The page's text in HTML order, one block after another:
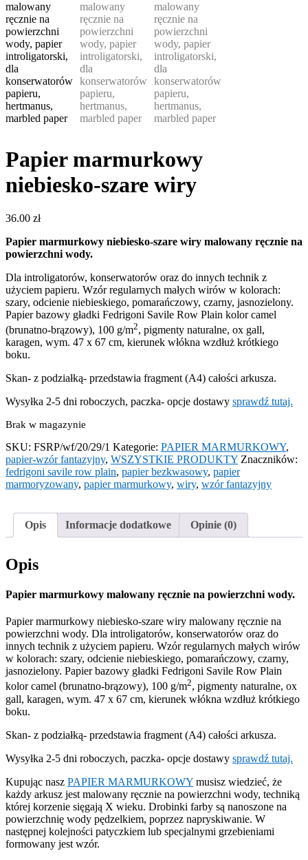
Papier marmurkowy
niebiesko-szare wiry
36.00 zł
Papier marmurkowy niebiesko-szare wiry malowany ręcznie na
powierzchni wody.
Dla introligatorów, konserwatorów oraz do innych technik z
użyciem papieru. Wzór regularnych małych wirów w kolorach:
szary, odcienie niebieskiego, pomarańczowy, czarny, jasnozielony.
Papier bazowy gładki Fedrigoni Savile Row Plain kolor camel
(brunatno-brązowy), 100 g/m2, pigmenty naturalne, ox gall,
karagen, wym. 47 x 67 cm, kierunek włókna wzdłuż krótkiego
boku.
Skan- z podziałką- przedstawia fragment (A4) całości arkusza.
Wysyłka 2-5 dni roboczych, paczka- opcje dostawy sprawdź tutaj.
Brak w magazynie
SKU: FSRP/wf/20/29/1 Kategorie: PAPIER MARMURKOWY,
papier-wzór fantazyjny, WSZYSTKIE PRODUKTY Znaczników:
fedrigoni savile row plain, papier bezkwasowy, papier
marmoryzowany, papier marmurkowy, wiry, wzór fantazyjny
Opis Informacje dodatkowe Opinie (0)
Opis
Papier marmurkowy malowany ręcznie na powierzchni wody.
Papier marmurkowy niebiesko-szare wiry malowany ręcznie na
powierzchni wody. Dla introligatorów, konserwatorów oraz do
innych technik z użyciem papieru. Wzór regularnych małych wirów
w kolorach: szary, odcienie niebieskiego, pomarańczowy, czarny,
jasnozielony. Papier bazowy gładki Fedrigoni Savile Row Plain
kolor camel (brunatno-brązowy), 100 g/m2, pigmenty naturalne, ox
gall, karagen, wym. 47 x 67 cm, kierunek włókna wzdłuż krótkiego
boku.
Skan- z podziałką- przedstawia fragment (A4) całości arkusza.
Wysyłka 2-5 dni roboczych, paczka- opcje dostawy sprawdź tutaj.
Kupując nasz PAPIER MARMURKOWY musisz wiedzieć, że
każdy arkusz jest malowany ręcznie na powierzchni wody, techniką
której korzenie sięgają X wieku. Drobinki farby są nanoszone na
powierzchnię wody pędzelkiem, poprzez napryskiwanie. W
następnej kolejności patyczkiem lub specjalnymi grzebieniami
formowany jest wzór.